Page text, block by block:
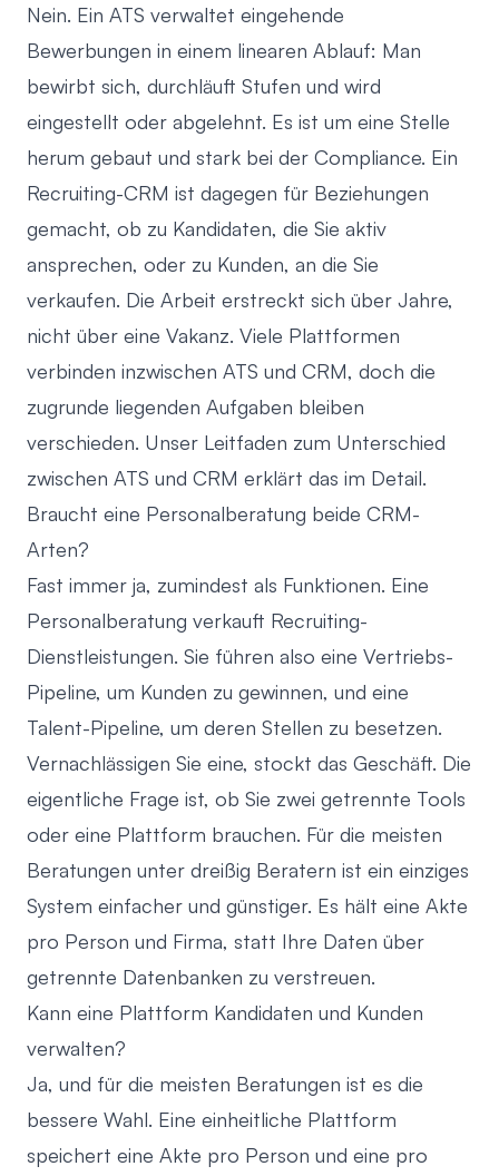
Nein. Ein ATS verwaltet eingehende
Bewerbungen in einem linearen Ablauf: Man
bewirbt sich, durchläuft Stufen und wird
eingestellt oder abgelehnt. Es ist um eine Stelle
herum gebaut und stark bei der Compliance. Ein
Recruiting-CRM ist dagegen für Beziehungen
gemacht, ob zu Kandidaten, die Sie aktiv
ansprechen, oder zu Kunden, an die Sie
verkaufen. Die Arbeit erstreckt sich über Jahre,
nicht über eine Vakanz. Viele Plattformen
verbinden inzwischen ATS und CRM, doch die
zugrunde liegenden Aufgaben bleiben
verschieden. Unser Leitfaden zum Unterschied
zwischen ATS und CRM erklärt das im Detail.
Braucht eine Personalberatung beide CRM-
Arten?
Fast immer ja, zumindest als Funktionen. Eine
Personalberatung verkauft Recruiting-
Dienstleistungen. Sie führen also eine Vertriebs-
Pipeline, um Kunden zu gewinnen, und eine
Talent-Pipeline, um deren Stellen zu besetzen.
Vernachlässigen Sie eine, stockt das Geschäft. Die
eigentliche Frage ist, ob Sie zwei getrennte Tools
oder eine Plattform brauchen. Für die meisten
Beratungen unter dreißig Beratern ist ein einziges
System einfacher und günstiger. Es hält eine Akte
pro Person und Firma, statt Ihre Daten über
getrennte Datenbanken zu verstreuen.
Kann eine Plattform Kandidaten und Kunden
verwalten?
Ja, und für die meisten Beratungen ist es die
bessere Wahl. Eine einheitliche Plattform
speichert eine Akte pro Person und eine pro